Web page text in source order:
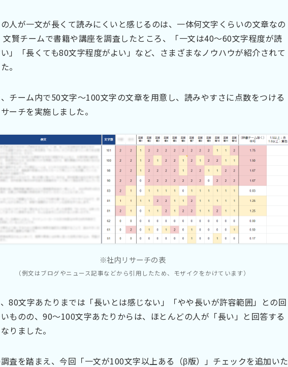
の人が一文が長くて読みにくいと感じるのは、一体何文字くらいの文章なの
文賢チームで書籍や講座を調査したところ、「一文は40～60文字程度が読
」「長くても80文字程度がよい」など、さまざまなノウハウが紹介されて
。
チーム内で50文字～100文字の文章を用意し、読みやすさに点数をつける
ーチを実施しました。
※社内リサーチの表
（例文はブログやニュース記事などから引用したため、モザイクをかけています）
80文字あたりまでは「長いとは感じない」「やや長いが許容範囲」との回
ものの、90～100文字あたりからは、ほとんどの人が「長い」と回答する
りました。
査を踏まえ、今回「一文が100文字以上ある（β版）」チェックを追加いた